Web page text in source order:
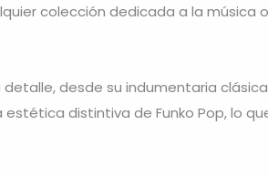
colección dedicada a la música
detalle, desde su indumentaria
distintiva de Funko Pop, lo